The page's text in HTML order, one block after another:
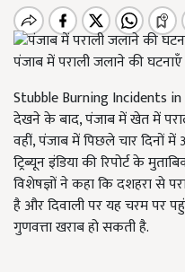
पंजाब में पराली जलाने की घटनाएँ
Stubble Burning Incidents
देखने के बाद, पंजाब में खेत में
वहीं, पंजाब में पिछले चार दिनों
ट्रिब्यून इंडिया की रिपोर्ट के
विशेषज्ञों ने कहा कि दशहरा से
है और दिवाली पर यह चरम पर
गुणवत्ता खराब हो सकती है.